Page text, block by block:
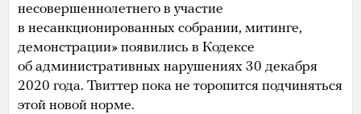
несовершеннолетнего в участие
в несанкционированных собрании, митинге,
демонстрации» появились в Кодексе
об административных нарушениях 30 декабря
2020 года. Твиттер пока не торопится подчиняться
этой новой норме.